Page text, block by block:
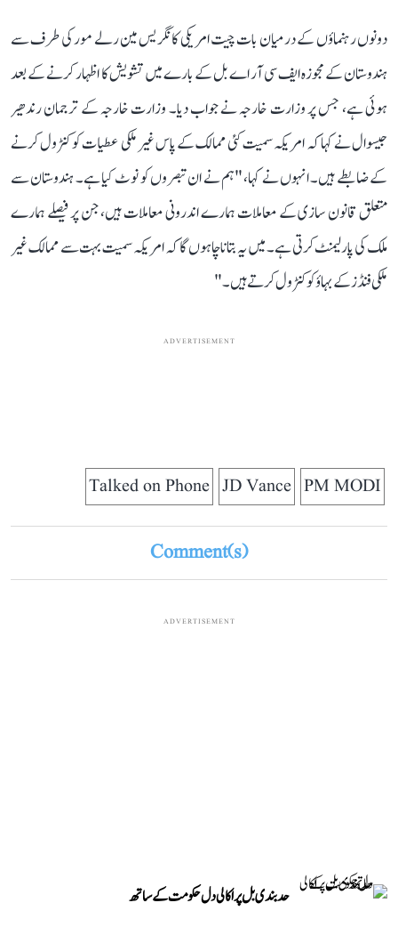
دونوں رہنماؤں کے درمیان بات چیت امریکی کانگریس مین رلے مور کی طرف سے
ہندوستان کے مجوزہ ایف سی آر اے بل کے بارے میں تشویش کا اظہار کرنے کے بعد
ہوئی ہے، جس پر وزارت خارجہ نے جواب دیا۔ وزارت خارجہ کے ترجمان رندھیر
جیسوال نے کہا کہ امریکہ سمیت کئی ممالک کے پاس غیر ملکی عطیات کو کنٹرول کرنے
کے ضابطے ہیں۔ انہوں نے کہا، "ہم نے ان تبصروں کو نوٹ کیا ہے۔ ہندوستان سے
متعلق قانون سازی کے معاملات ہمارے اندرونی معاملات ہیں، جن پر فیصلے ہمارے
ملک کی پارلیمنٹ کرتی ہے۔ میں یہ بتانا چاہوں گا کہ امریکہ سمیت بہت سے ممالک غیر
ملکی فنڈز کے بہاؤ کو کنٹرول کرتے ہیں۔"
ADVERTISEMENT
PM MODI
JD Vance
Talked on Phone
Comment(s)
ADVERTISEMENT
حد بندی بل پر اکالی دل حکومت کے ساتھ